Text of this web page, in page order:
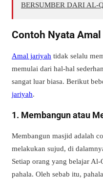
BERSUMBER DARI AL-
Contoh Nyata
Amal jariyah tidak selalu
memulai dari hal-hal
sangat luar biasa. Berikut
jariyah.
1. Membangun atau
Membangun masjid adalah
melakukan sujud, di
Setiap orang yang belajar
pahala. Oleh sebab itu,